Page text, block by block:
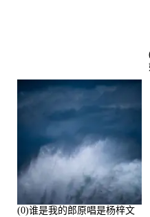
(0)谁是我的郎原唱是杨梓文